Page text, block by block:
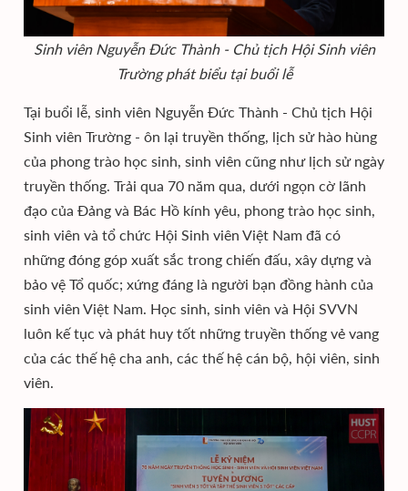
Sinh viên Nguyễn Đức Thành - Chủ tịch Hội Sinh viên
Trường phát biểu tại buổi lễ
Tại buổi lễ, sinh viên Nguyễn Đức Thành - Chủ tịch Hội
Sinh viên Trường - ôn lại truyền thống, lịch sử hào hùng
của phong trào học sinh, sinh viên cũng như lịch sử ngày
truyền thống. Trải qua 70 năm qua, dưới ngọn cờ lãnh
đạo của Đảng và Bác Hồ kính yêu, phong trào học sinh,
sinh viên và tổ chức Hội Sinh viên Việt Nam đã có
những đóng góp xuất sắc trong chiến đấu, xây dựng và
bảo vệ Tổ quốc; xứng đáng là người bạn đồng hành của
sinh viên Việt Nam. Học sinh, sinh viên và Hội SVVN
luôn kế tục và phát huy tốt những truyền thống vẻ vang
của các thế hệ cha anh, các thế hệ cán bộ, hội viên, sinh
viên.